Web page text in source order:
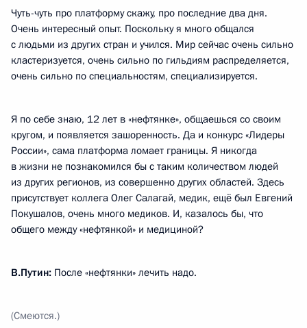
Чуть-чуть про платформу скажу, про последние два дня.
Очень интересный опыт. Поскольку я много общался
с людьми из других стран и учился. Мир сейчас очень сильно
кластеризуется, очень сильно по гильдиям распределяется,
очень сильно по специальностям, специализируется.
Я по себе знаю, 12 лет в «нефтянке», общаешься со своим
кругом, и появляется зашоренность. Да и конкурс «Лидеры
России», сама платформа ломает границы. Я никогда
в жизни не познакомился бы с таким количеством людей
из других регионов, из совершенно других областей. Здесь
присутствует коллега Олег Салагай, медик, ещё был Евгений
Покушалов, очень много медиков. И, казалось бы, что
общего между «нефтянкой» и медициной?
В.Путин: После «нефтянки» лечить надо.
(Смеются.)